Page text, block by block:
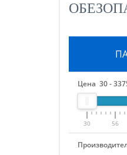
Цена 30-
30 56